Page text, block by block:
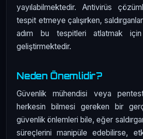
yayılabilmektedir. Antivirüs
tespit etmeye çalışırken,
adım bu tespitleri atlatmak
geliştirmektedir.
Neden Önemlidir?
Güvenlik mühendisi veya
herkesin bilmesi gereken bir
güvenlik önlemleri bile, eğer
süreçlerini manipüle edebilirse,